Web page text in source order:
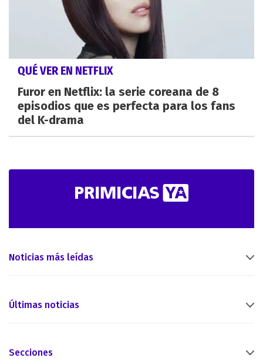
QUÉ VER EN NETFLIX
Furor en Netflix: la serie coreana de 8
episodios que es perfecta para los fans
del K-drama
Noticias más leídas
Últimas noticias
Secciones